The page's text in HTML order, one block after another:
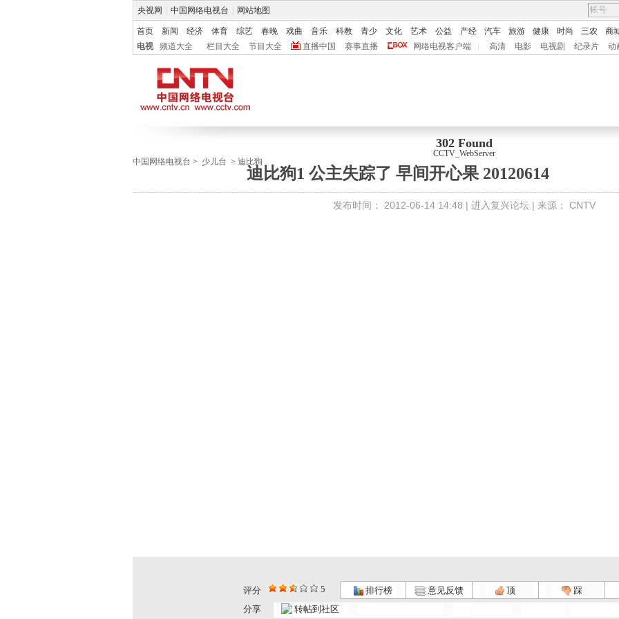
央视网 中国网络电视台 网站地图
首页 新闻 经济 体育 综艺 春晚 戏曲 音乐 科教 青少 文化 艺术 公益 产经 汽车 旅游 健康 时尚 三农 商
电视
频道大全 栏目大全 节目大全 直播中国 赛事直播 网络电视客户端 高清 电影 电视剧 纪录片 动
302 Found
CCTV_WebServer
中国网络电视台 > 少儿台 > 迪比狗
迪比狗1 公主失踪了 早间开心果 20120614
发布时间： 2012-06-14 14:48 | 进入复兴论坛 | 来源： CNTV
评分 5 排行榜 意见反馈 顶 踩
分享
转帖到社区
迪比狗 2... 迪比狗 3... 迪比狗 4... 迪比狗 5...